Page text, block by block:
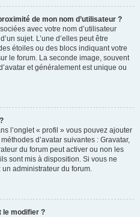
de mon nom d’utilisateur ?
avec votre nom d’utilisateur
sujet. L’une d’elles peut être
étoiles ou des blocs indiquant votre
le forum. La seconde image, souvent
et généralement est unique ou
l’onglet « profil » vous pouvez ajouter
d’avatar suivantes : Gravatar,
du forum peut activer ou non les
sont mis à disposition. Si vous ne
un administrateur du forum.
le modifier ?